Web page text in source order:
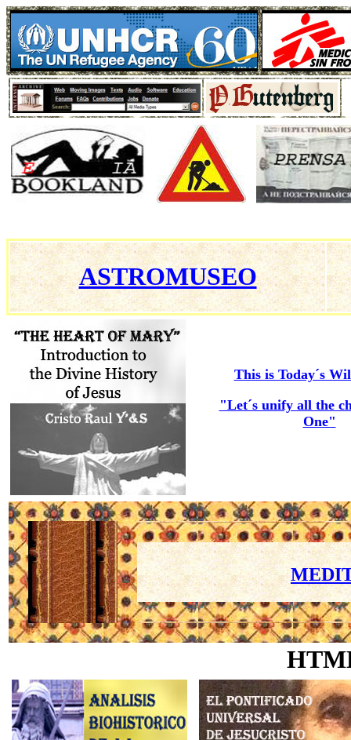
ASTROMUSEO
This is Today´s
"Let´s unify all the
One"